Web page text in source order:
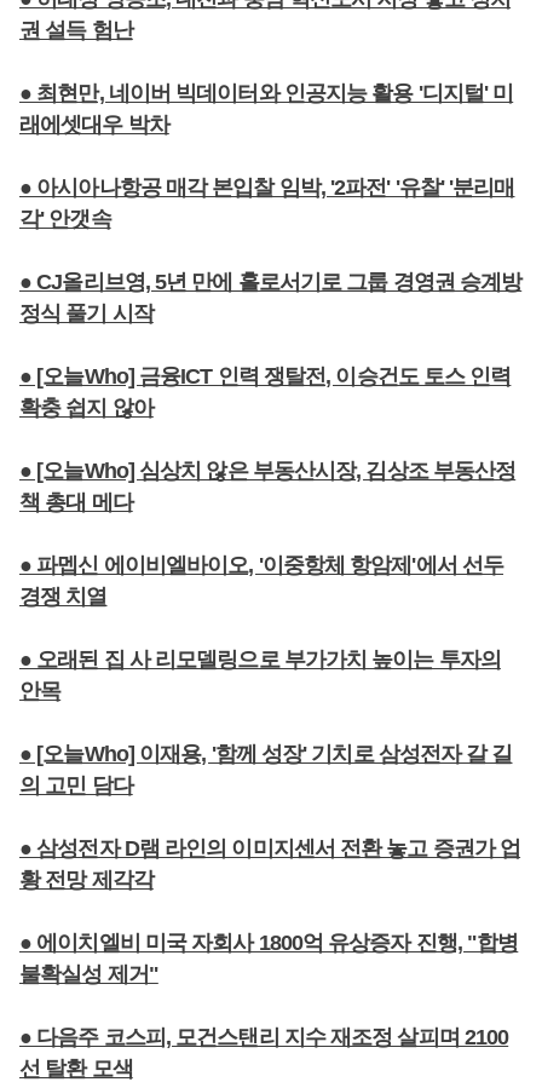
권 설득 험난
● 최현만, 네이버 빅데이터와 인공지능 활용 '디지털' 미
래에셋대우 박차
● 아시아나항공 매각 본입찰 임박, '2파전' '유찰' '분리매
각' 안갯속
● CJ올리브영, 5년 만에 홀로서기로 그룹 경영권 승계방
정식 풀기 시작
● [오늘Who] 금융ICT 인력 쟁탈전, 이승건도 토스 인력
확충 쉽지 않아
● [오늘Who] 심상치 않은 부동산시장, 김상조 부동산정
책 총대 메다
● 파멥신 에이비엘바이오, '이중항체 항암제'에서 선두
경쟁 치열
● 오래된 집 사 리모델링으로 부가가치 높이는 투자의
안목
● [오늘Who] 이재용, '함께 성장' 기치로 삼성전자 갈 길
의 고민 담다
● 삼성전자 D램 라인의 이미지센서 전환 놓고 증권가 업
황 전망 제각각
● 에이치엘비 미국 자회사 1800억 유상증자 진행, "합병
불확실성 제거"
● 다음주 코스피, 모건스탠리 지수 재조정 살피며 2100
선 탈환 모색